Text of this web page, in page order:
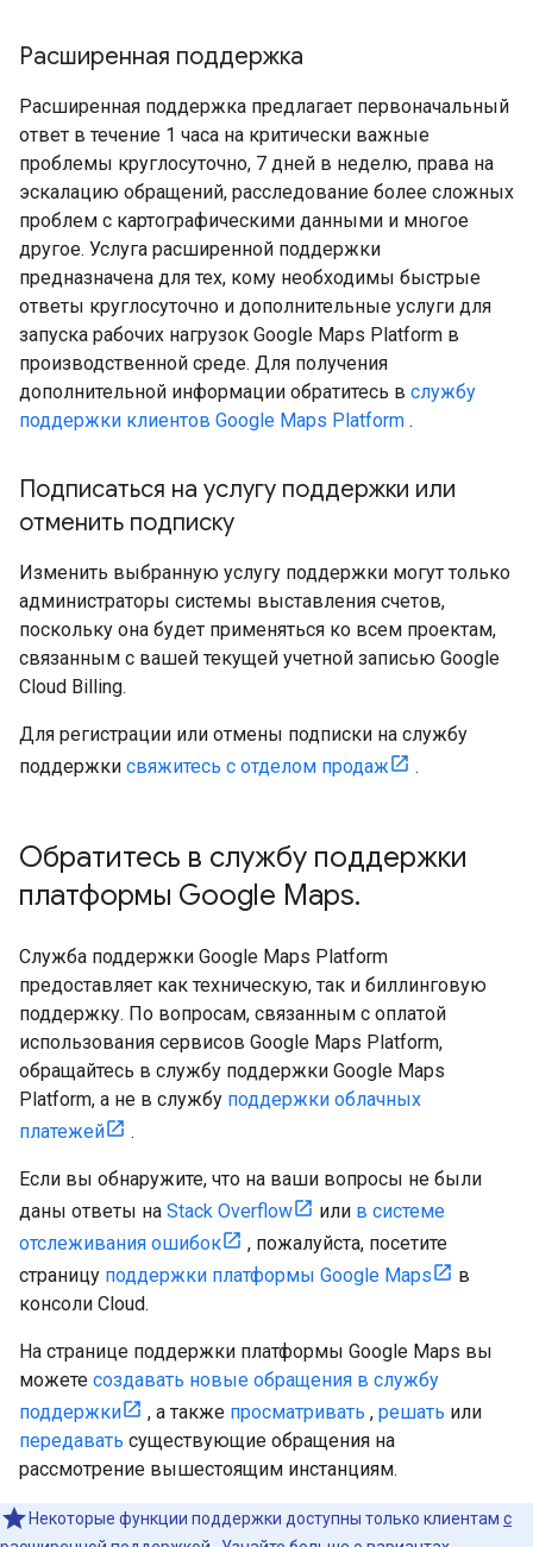
Расширенная поддержка
Расширенная поддержка предлагает первоначальный
ответ в течение 1 часа на критически важные
проблемы круглосуточно, 7 дней в неделю, права на
эскалацию обращений, расследование более сложных
проблем с картографическими данными и многое
другое. Услуга расширенной поддержки
предназначена для тех, кому необходимы быстрые
ответы круглосуточно и дополнительные услуги для
запуска рабочих нагрузок Google Maps Platform в
производственной среде. Для получения
дополнительной информации обратитесь в службу
поддержки клиентов Google Maps Platform .
Подписаться на услугу поддержки или
отменить подписку
Изменить выбранную услугу поддержки могут только
администраторы системы выставления счетов,
поскольку она будет применяться ко всем проектам,
связанным с вашей текущей учетной записью Google
Cloud Billing.
Для регистрации или отмены подписки на службу
поддержки свяжитесь с отделом продаж .
Обратитесь в службу поддержки
платформы Google Maps.
Служба поддержки Google Maps Platform
предоставляет как техническую, так и биллинговую
поддержку. По вопросам, связанным с оплатой
использования сервисов Google Maps Platform,
обращайтесь в службу поддержки Google Maps
Platform, а не в службу поддержки облачных
платежей
.
Если вы обнаружите, что на ваши вопросы не были
даны ответы на Stack Overflow или в системе
отслеживания ошибок
, пожалуйста, посетите
страницу поддержки платформы Google Maps
в
консоли Cloud.
На странице поддержки платформы Google Maps вы
можете создавать новые обращения в службу
поддержки
, а также просматривать , решать или
передавать существующие обращения на
рассмотрение вышестоящим инстанциям.
Некоторые функции поддержки доступны только клиентам с